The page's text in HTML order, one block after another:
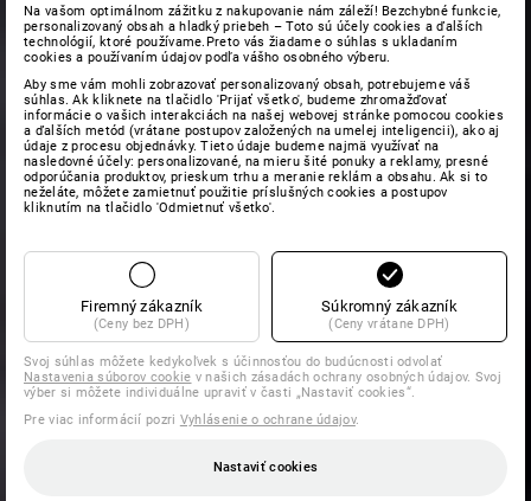
Na vašom optimálnom zážitku z nakupovanie nám záleží! Bezchybné funkcie,
personalizovaný obsah a hladký priebeh – Toto sú účely cookies a ďalších
technológií, ktoré používame.Preto vás žiadame o súhlas s ukladaním
cookies a používaním údajov podľa vášho osobného výberu.
Aby sme vám mohli zobrazovať personalizovaný obsah, potrebujeme váš
súhlas. Ak kliknete na tlačidlo 'Prijať všetko', budeme zhromažďovať
informácie o vašich interakciách na našej webovej stránke pomocou cookies
a ďalších metód (vrátane postupov založených na umelej inteligencii), ako aj
údaje z procesu objednávky. Tieto údaje budeme najmä využívať na
nasledovné účely: personalizované, na mieru šité ponuky a reklamy, presné
odporúčania produktov, prieskum trhu a meranie reklám a obsahu. Ak si to
neželáte, môžete zamietnuť použitie príslušných cookies a postupov
kliknutím na tlačidlo 'Odmietnuť všetko'.
Firemný zákazník
(Ceny bez DPH)
Súkromný zákazník
(Ceny vrátane DPH)
Svoj súhlas môžete kedykoľvek s účinnosťou do budúcnosti odvolať
Nastavenia súborov cookie v našich zásadách ochrany osobných údajov. Svoj
výber si môžete individuálne upraviť v časti „Nastaviť cookies“.
Pre viac informácií pozri Vyhlásenie o ochrane údajov.
Nastaviť cookies